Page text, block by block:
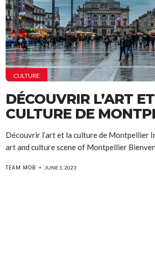
CULTURE
DÉCOUVRIR L’ART
CULTURE DE
Découvrir l’art et la culture de Montpellier
art and culture scene of Montpellier
TEAM MOB JUNE 1, 2023